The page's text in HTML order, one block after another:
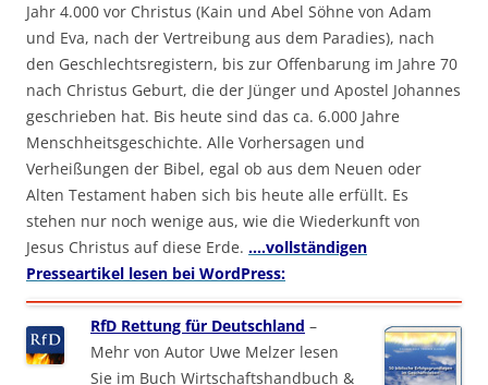
Jahr 4.000 vor Christus (Kain und Abel Söhne von Adam
und Eva, nach der Vertreibung aus dem Paradies), nach
den Geschlechtsregistern, bis zur Offenbarung im Jahre 70
nach Christus Geburt, die der Jünger und Apostel Johannes
geschrieben hat. Bis heute sind das ca. 6.000 Jahre
Menschheitsgeschichte. Alle Vorhersagen und
Verheißungen der Bibel, egal ob aus dem Neuen oder
Alten Testament haben sich bis heute alle erfüllt. Es
stehen nur noch wenige aus, wie die Wiederkunft von
Jesus Christus auf diese Erde. ….vollständigen
Presseartikel lesen bei WordPress:
RfD Rettung für Deutschland –
Mehr von Autor Uwe Melzer lesen
Sie im Buch Wirtschaftshandbuch &